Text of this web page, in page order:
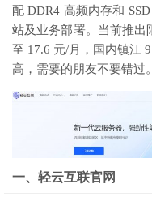
配 DDR4 高频内存和
站及业务部署。当前推出
至 17.6 元/月，国内镇江
高，需要的朋友不要错过。
一、轻云互联官网